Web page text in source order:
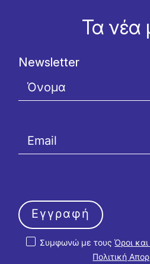
Τα νέα
Newsletter
Συμφωνώ με τουςΌροι
Πολιτική
Εγγραφή